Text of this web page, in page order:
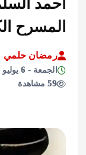
السلمان
الكويتي
حلمي
العرب
2026 - 2:38 مساءً